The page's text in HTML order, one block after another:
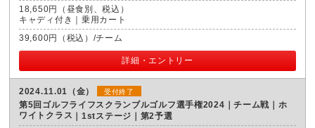
18,650円（昼食別、税込）
キャディ付き｜乗用カート
39,600円（税込）/チーム
詳細・エントリー
2024.11.01（金） 受付終了
第5回ゴルフライフスクランブルゴルフ選手権2024｜チーム戦｜ホ
ワイトクラス
1stステージ｜第2予選